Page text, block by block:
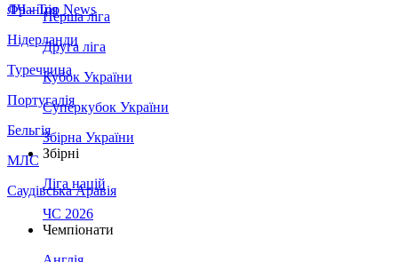
Франція
Нідерланди
Туреччина
Португалія
Бельгія
МЛС
Саудівська Аравія
ЛЧ - Top News
Перша ліга
Друга ліга
Кубок України
Суперкубок України
Збірна України
Збірні
Ліга націй
ЧС 2026
Чемпіонати